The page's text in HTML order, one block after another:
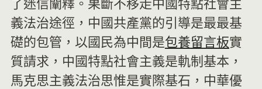
了迷信闡釋。果斷不移走中國特點社會主
義法治途徑，中國共產黨的引導是最最基
礎的包管，以國民為中間是包養留言板實
質請求，中國特點社會主義是軌制基本，
馬克思主義法治思惟是實際基石，中華優